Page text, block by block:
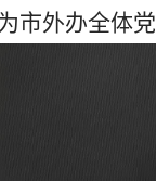
市外办全体